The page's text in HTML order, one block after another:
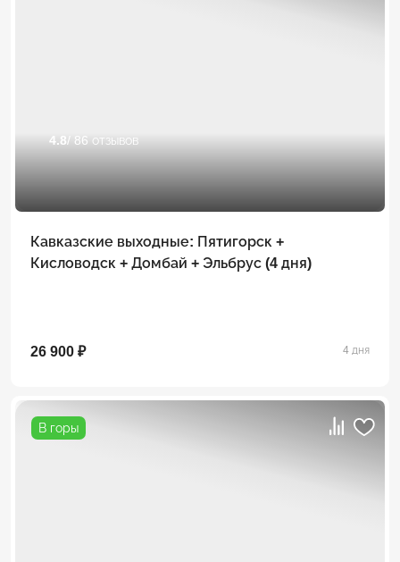
4.8/ 86 отзывов
Кавказские выходные: Пятигорск +
Кисловодск + Домбай + Эльбрус (4 дня)
26 900 ₽ 4 дня
В горы